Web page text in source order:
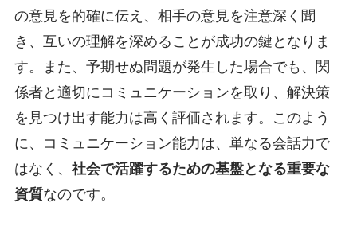
の意見を的確に伝え、相手の意見を注意深く聞
き、互いの理解を深めることが成功の鍵となりま
す。また、予期せぬ問題が発生した場合でも、関
係者と適切にコミュニケーションを取り、解決策
を見つけ出す能力は高く評価されます。このよう
に、コミュニケーション能力は、単なる会話力で
はなく、 社会で活躍するための基盤となる重要な
資質なのです。